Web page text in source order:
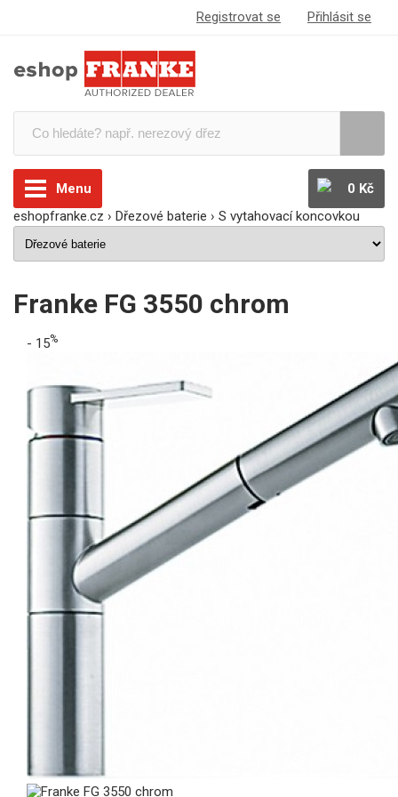
Registrovat se Přihlásit se
Menu
0 Kč
eshopfranke.cz › Dřezové baterie › S vytahovací koncovkou
Franke FG 3550 chrom
- 15%